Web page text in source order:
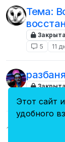
Тема:
Закрыта
5
11
Через
Этот сайт
удобного